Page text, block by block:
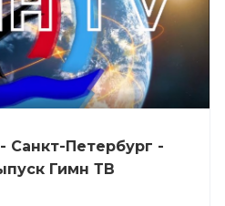
Санкт-Петербург -
Гимн ТВ